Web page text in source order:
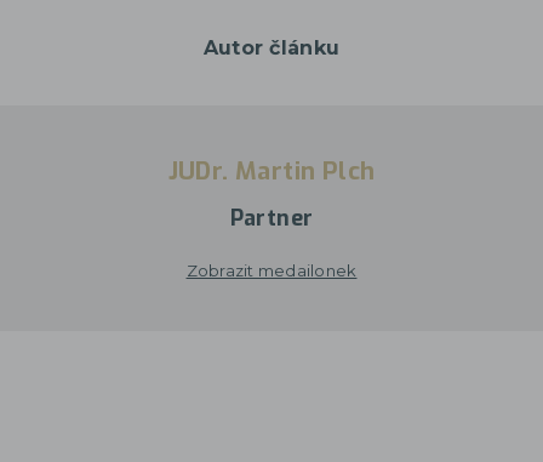
Autor článku
JUDr. Martin Plch
Partner
Zobrazit medailonek